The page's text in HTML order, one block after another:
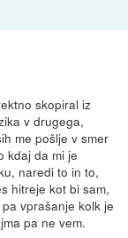
skopiral iz
v drugega,
me pošlje v smer
kdaj da mi je
naredi to in to,
hitreje kot bi sam,
vprašanje kolk je
pa ne vem.